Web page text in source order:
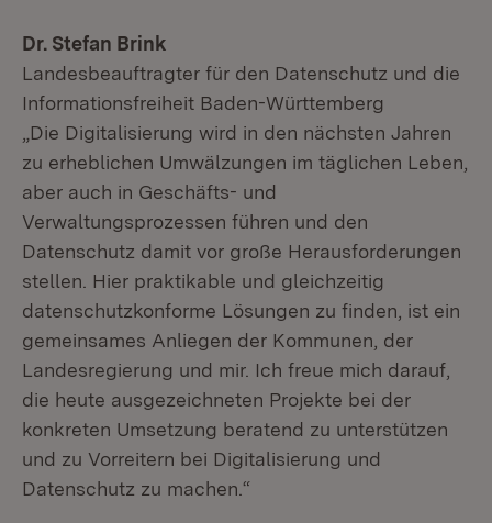
Dr. Stefan Brink
Landesbeauftragter für den Datenschutz und die
Informationsfreiheit Baden-Württemberg
„Die Digitalisierung wird in den nächsten Jahren
zu erheblichen Umwälzungen im täglichen Leben,
aber auch in Geschäfts- und
Verwaltungsprozessen führen und den
Datenschutz damit vor große Herausforderungen
stellen. Hier praktikable und gleichzeitig
datenschutzkonforme Lösungen zu finden, ist ein
gemeinsames Anliegen der Kommunen, der
Landesregierung und mir. Ich freue mich darauf,
die heute ausgezeichneten Projekte bei der
konkreten Umsetzung beratend zu unterstützen
und zu Vorreitern bei Digitalisierung und
Datenschutz zu machen.“